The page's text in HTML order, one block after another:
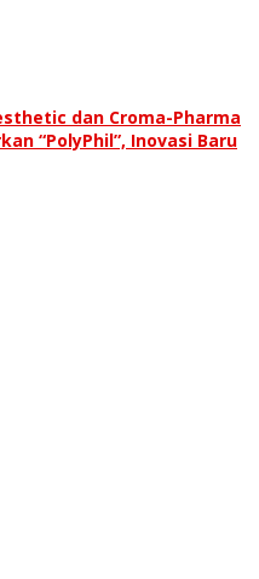
dan Croma-Pharma
“PolyPhil”, Inovasi Baru